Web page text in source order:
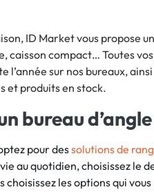
ID Market vous propose
caisson compact… Toutes
sur nos bureaux,
et produits en stock.
bureau
pour dessolutions de
au quotidien, choisissez le
choisissez les options qui